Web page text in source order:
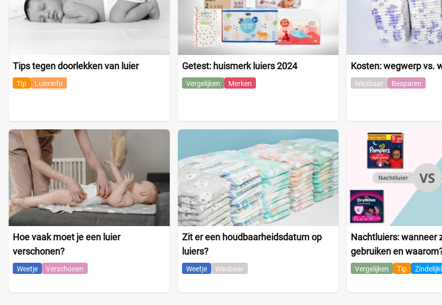
Tips tegen doorlekken van luier
Tip Luierinfo
Getest: huismerk luiers 2024
Vergelijken Merken
Kosten: wegwerp vs.
Wasbaar Besparen
Hoe vaak moet je een luier
verschonen?
Weetje Verschonen
Zit er een houdbaarheidsdatum op
luiers?
Weetje Wasbaar
Nachtluiers: wanneer
gebruiken en
Vergelijken Tip